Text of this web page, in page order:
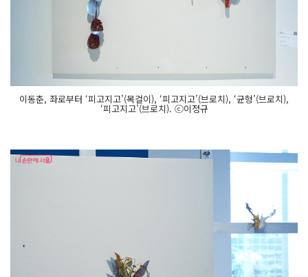
이동춘, 좌로부터 ‘피고지고’(목걸이), ‘피고지고’(브로치), ‘균형’(브로치),
‘피고지고’(브로치). ⓒ이정규